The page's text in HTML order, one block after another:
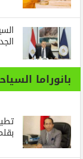
بانوراما